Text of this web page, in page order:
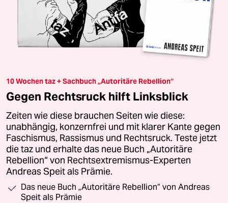
10 Wochen taz + Sachbuch „Autoritäre Rebellion“
Gegen Rechtsruck hilft Linksblick
Zeiten wie diese brauchen Seiten wie diese:
unabhängig, konzernfrei und mit klarer Kante gegen
Faschismus, Rassismus und Rechtsruck. Teste jetzt
die taz und erhalte das neue Buch „Autoritäre
Rebellion“ von Rechtsextremismus-Experten
Andreas Speit als Prämie.
Das neue Buch „Autoritäre Rebellion“ von Andreas
Speit als Prämie